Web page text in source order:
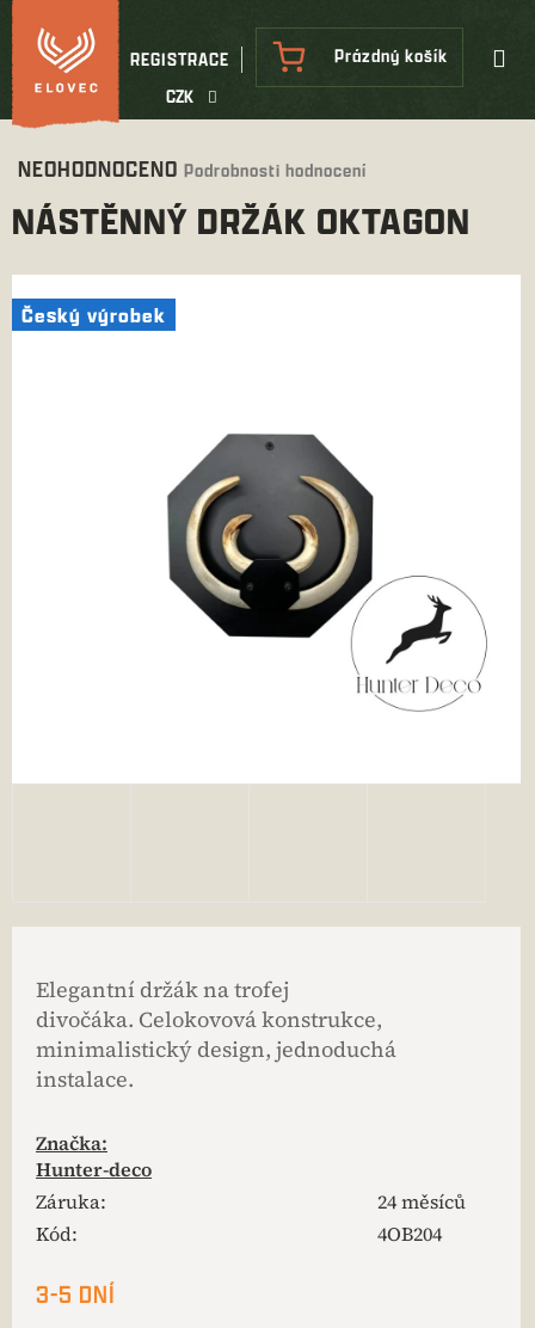
Přejít
na
obsah
CZK
REGISTRACE
NÁKUPNÍ
KOŠÍK
Prázdný košík
Průměrné
produktu
0,0
z
NEOHODNOCENO Podrobnosti hodnocení
NÁSTĚNNÝ DRŽÁK OKTAGON
Český výrobek
Český výrobek
Elegantní držák na trofej
divočáka. Celokovová konstrukce,
minimalistický design, jednoduchá
instalace.
Značka:
Hunter-deco
Záruka:
24 měsíců
Kód:
4OB204
3-5 DNÍ